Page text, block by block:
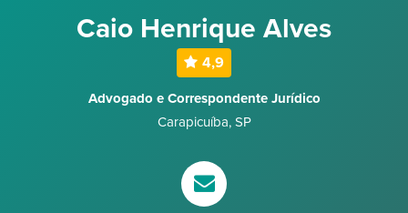
Caio Henrique Alves
4,9
Advogado e Correspondente Jurídico
Carapicuíba, SP